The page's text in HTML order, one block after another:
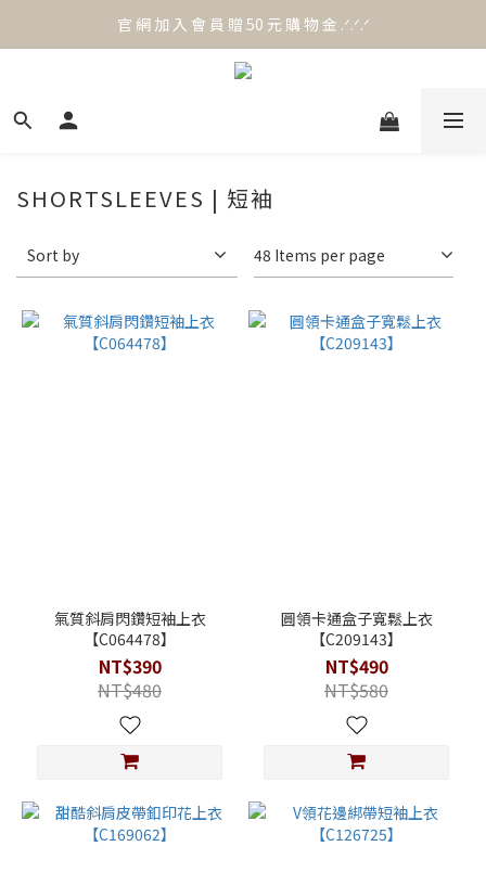
官 網 加 入 會 員 贈 50 元 購 物 金 .ᐟ.ᐟ.ᐟ
官 網 加 入 會 員 贈 50 元 購 物 金 .ᐟ.ᐟ.ᐟ
⟡.·*. 滿 NT.1000 免 運 費 ꔛ♡
SHORTSLEEVES | 短袖
Sort by 48 Items per page
氣質斜肩閃鑽短袖上衣
【C064478】
NT$390
NT$480
圓領卡通盒子寬鬆上衣
【C209143】
NT$490
NT$580